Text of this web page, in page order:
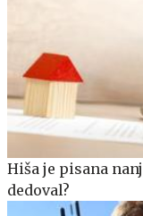
Hiša je pisana
dedoval?